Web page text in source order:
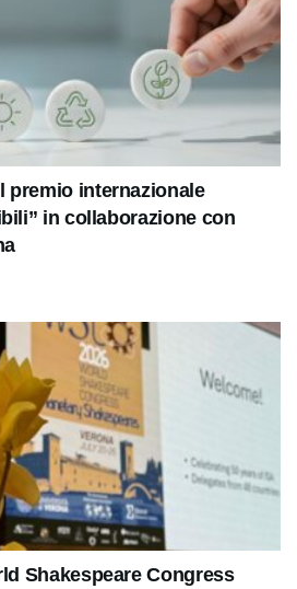
premio internazionale
in collaborazione con
Shakespeare Congress